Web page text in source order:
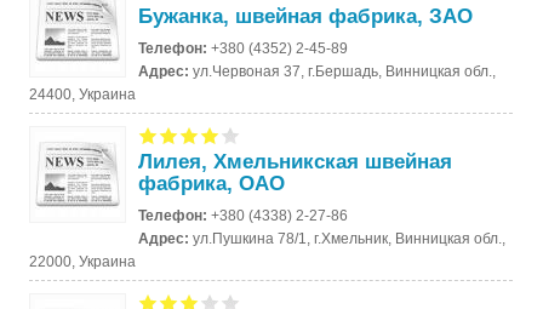
Бужанка, швейная фабрика, ЗАО
Телефон:+380 (4352) 2-45-89
Адрес:ул.Червоная 37, г.Бершадь, Винницкая обл.,
24400, Украина
Лилея, Хмельникская швейная
фабрика, ОАО
Телефон:+380 (4338) 2-27-86
Адрес:ул.Пушкина 78/1, г.Хмельник, Винницкая обл.,
22000, Украина